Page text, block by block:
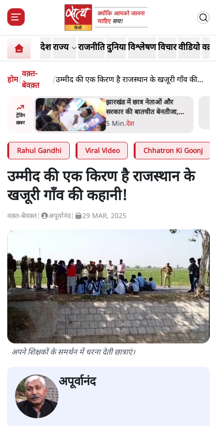
देशराज्य राजनीतिदुनियाविश्लेषणविचारवीडियो
होम/
वक़्त-
बेवक़्त
/उम्मीद की एक किरण है राजस्थान के खजूरी गाँव की
ट्रेंडिंग
ख़बर
झारखंड में छात्र नेताओं और
सरकार की बातचीत बेनतीजा,
आंदोलन जारी
5 Min.देश
Rahul Gandhi Viral Video Chhatron Ki Goonj
उम्मीद की एक किरण है राजस्थान के
खजूरी गाँव की कहानी!
वक़्त-बेवक़्त अपूर्वानंद| 29 MAR, 2025
अपने शिक्षकों के समर्थन में धरना देती छात्राएं।
अपूर्वानंद